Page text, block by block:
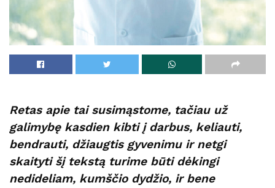
Retas apie tai susimąstome, tačiau už
galimybę kasdien kibti į darbus, keliauti,
bendrauti, džiaugtis gyvenimu ir netgi
skaityti šį tekstą turime būti dėkingi
nedideliam, kumščio dydžio, ir bene